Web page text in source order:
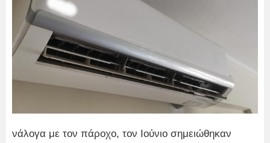
νάλογα με τον πάροχο, τον Ιούνιο σημειώθηκαν